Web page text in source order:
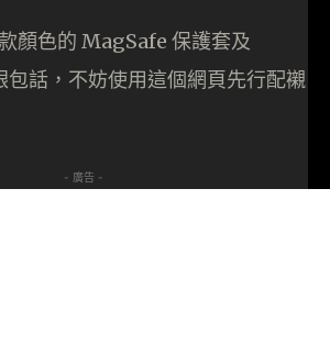
顏色的 MagSafe 保護套及
話，不妨使用這個網頁先行配襯
- 廣告 -